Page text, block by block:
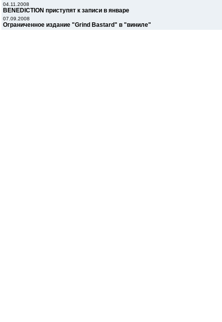
04.11.2008
BENEDICTION приступят к записи в январе
07.09.2008
Ограниченное издание "Grind Bastard" в "виниле"